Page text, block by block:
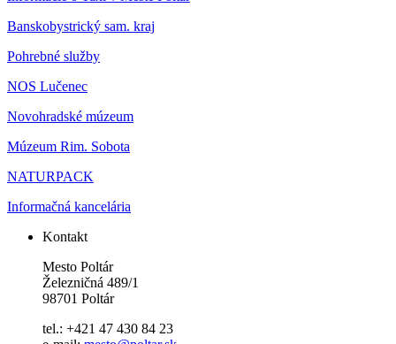
Banskobystrický sam. kraj
Pohrebné služby
NOS Lučenec
Novohradské múzeum
Múzeum Rim. Sobota
NATURPACK
Informačná kancelária
Kontakt
Mesto Poltár
Železničná 489/1
98701 Poltár
tel.: +421 47 430 84 23